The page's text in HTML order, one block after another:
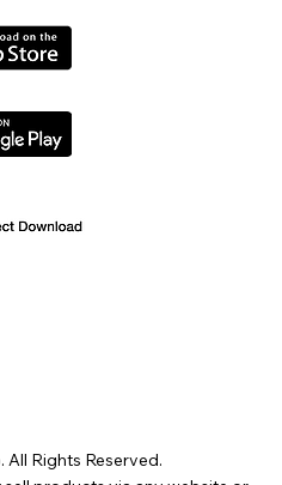
Rights Reserved.